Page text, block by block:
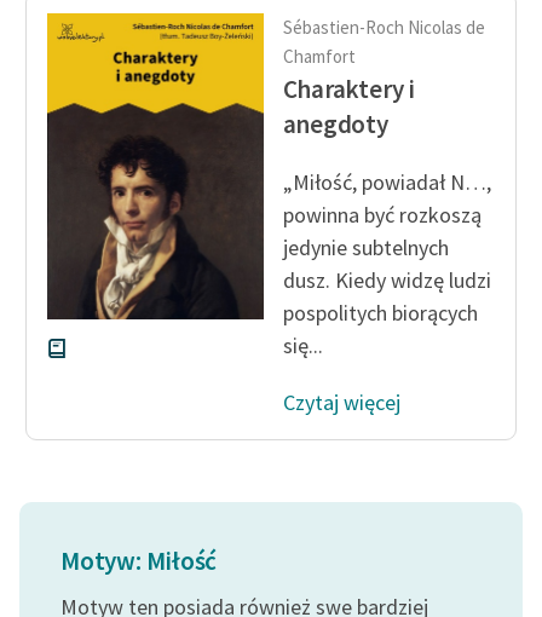
Zespół
Zasady wykorzystania
Materiały promocyjne
Polityka prywatności
Regulamin biblioteki
Informacja o treściach
Deklaracja dostępności
Sébastien-Roch Nicolas de
Chamfort
Charaktery i
anegdoty
„Miłość, powiadał N…,
powinna być rozkoszą
jedynie subtelnych
dusz. Kiedy widzę ludzi
pospolitych biorących
się...
Czytaj więcej
Motyw: Miłość
Motyw ten posiada również swe bardziej